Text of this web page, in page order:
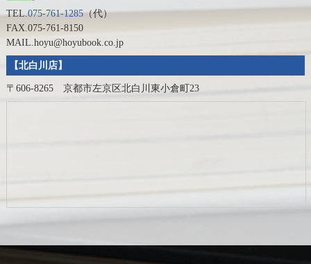
TEL.075-761-1285（代）
FAX.075-761-8150
MAIL.hoyu@hoyubook.co.jp
【北白川店】
〒606-8265 京都市左京区北白川東小倉町23